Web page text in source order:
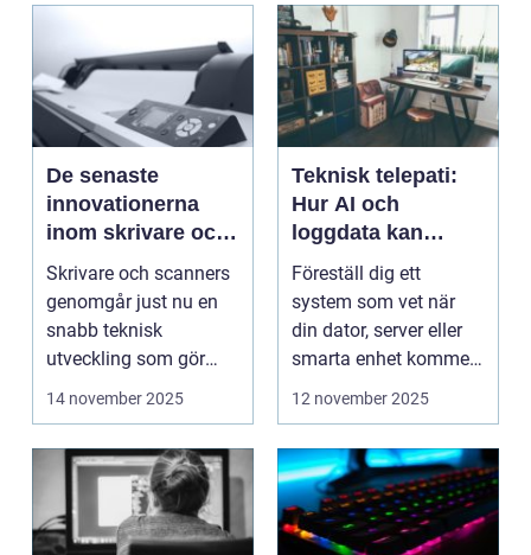
De senaste
innovationerna
inom skrivare och
scanners
Skrivare och scanners
genomgår just nu en
snabb teknisk
utveckling som gör
dem mer intell...
14 november 2025
Teknisk telepati:
Hur AI och
loggdata kan
förutsäga fel innan
de händer
Föreställ dig ett
system som vet när
din dator, server eller
smarta enhet kommer
att ...
12 november 2025